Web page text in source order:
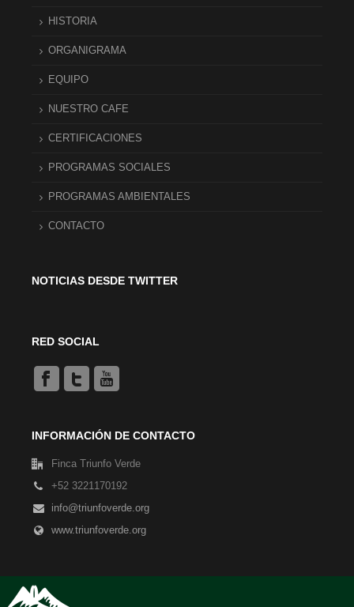
HISTORIA
ORGANIGRAMA
EQUIPO
NUESTRO CAFE
CERTIFICACIONES
PROGRAMAS SOCIALES
PROGRAMAS AMBIENTALES
CONTACTO
NOTICIAS DESDE TWITTER
RED SOCIAL
INFORMACIÓN DE CONTACTO
Finca Triunfo Verde
+52 3221170192
info@triunfoverde.org
www.triunfoverde.org